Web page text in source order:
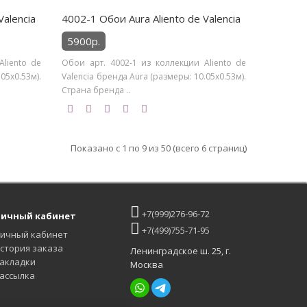
de
4002-1 Обои Aura Aliento de Valencia
5900р.
Обои арт. 4002-1 из коллекции Aliento de
Valencia бренда Aura (размеры: 10.05х0.53м).
Страна бренда ..
Показано с 1 по 9 из 50 (всего 6 страниц)
кабинет
кабинет
заказа
+7(999)276-96-72
+7(499)755-71-95
Ленинградское ш. 25, г.
Москва